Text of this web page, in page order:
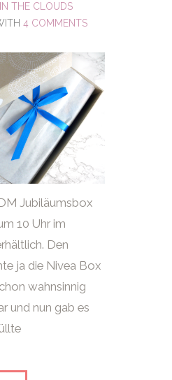
THE CLOUDS
4 COMMENTS
Jubiläumsbox
10 Uhr im
Den
ja die Nivea Box
wahnsinnig
und nun gab es